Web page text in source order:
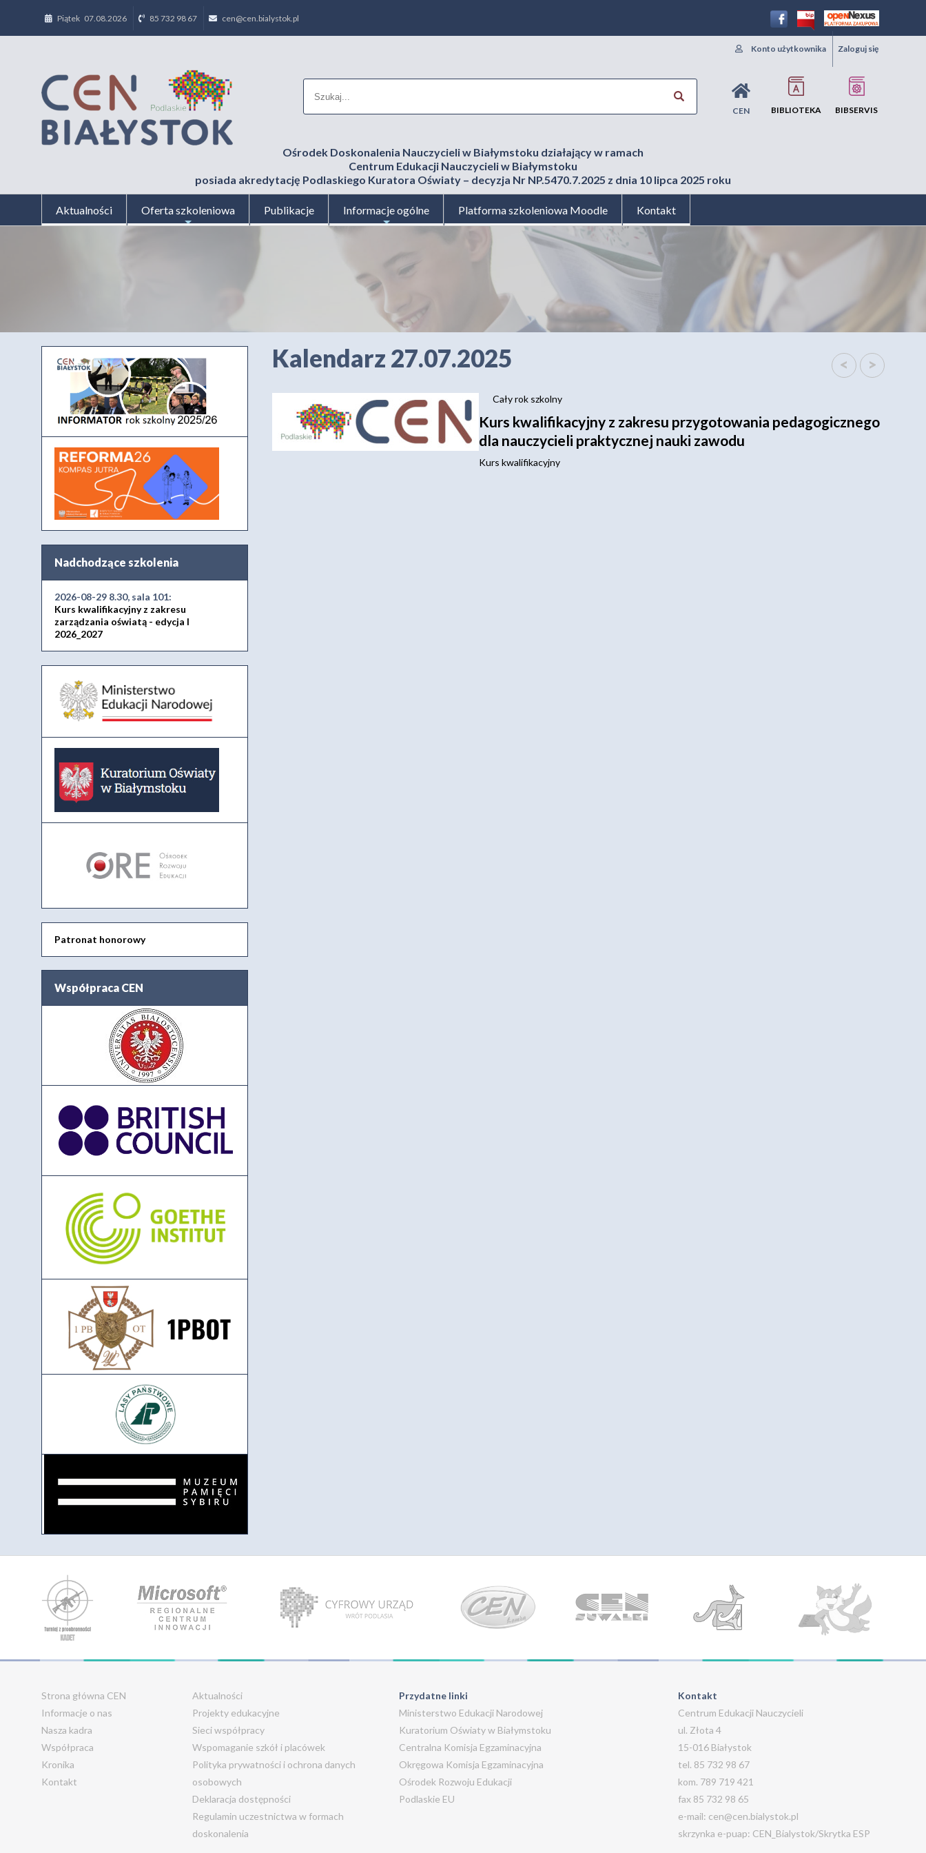
Piątek 07.08.2026 85 732 98 67 cen@cen.bialystok.pl
Konto użytkownika Zaloguj się
CEN BIBLIOTEKA BIBSERVIS
Ośrodek Doskonalenia Nauczycieli w Białymstoku działający w ramach
Centrum Edukacji Nauczycieli w Białymstoku
posiada akredytację Podlaskiego Kuratora Oświaty – decyzja Nr NP.5470.7.2025 z dnia 10 lipca 2025 roku
Aktualności Oferta szkoleniowa Publikacje Informacje ogólne Platforma szkoleniowa Moodle Kontakt
Nadchodzące szkolenia
2026-08-29 8.30, sala 101:
Kurs kwalifikacyjny z zakresu
zarządzania oświatą - edycja I
2026_2027
Patronat honorowy
Współpraca CEN
< >
Kalendarz 27.07.2025
Cały rok szkolny
Kurs kwalifikacyjny z zakresu przygotowania pedagogicznego
dla nauczycieli praktycznej nauki zawodu
Kurs kwalifikacyjny
Strona główna CEN
Informacje o nas
Nasza kadra
Współpraca
Kronika
Kontakt
Aktualności
Projekty edukacyjne
Sieci współpracy
Wspomaganie szkół i placówek
Polityka prywatności i ochrona danych
osobowych
Deklaracja dostępności
Regulamin uczestnictwa w formach
doskonalenia
Przydatne linki
Ministerstwo Edukacji Narodowej
Kuratorium Oświaty w Białymstoku
Centralna Komisja Egzaminacyjna
Okręgowa Komisja Egzaminacyjna
Ośrodek Rozwoju Edukacji
Podlaskie EU
Kontakt
Centrum Edukacji Nauczycieli
ul. Złota 4
15-016 Białystok
tel. 85 732 98 67
kom. 789 719 421
fax 85 732 98 65
e-mail: cen@cen.bialystok.pl
skrzynka e-puap: CEN_Bialystok/Skrytka ESP